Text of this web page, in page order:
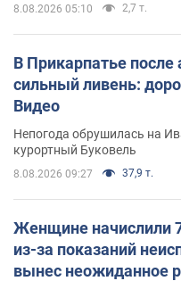
8.08.2026 05:10 2,7 т.
В Прикарпатье
сильный ливень:
Видео
Непогода обрушилась на
курортный Буковель
8.08.2026 09:27 37,9 т.
Женщине начислили
из-за показаний
вынес неожиданное